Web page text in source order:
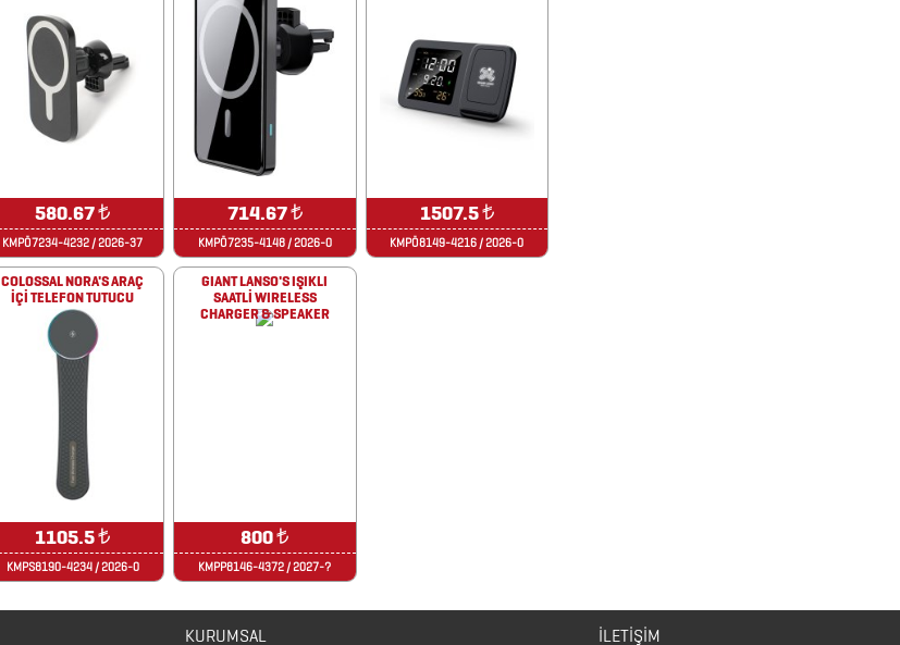
580.67₺
KMPÖ7234-4232 / 2026-37
714.67₺
KMPÖ7235-4148 / 2026-0
1507.5₺
KMPÖ8149-4216 / 2026-0
COLOSSAL NORA'S ARAÇ
İÇİ TELEFON TUTUCU
1105.5₺
KMPS8190-4234 / 2026-0
GIANT LANSO'S IŞIKLI
SAATLİ WIRELESS
CHARGER & SPEAKER
800₺
KMPP8146-4372 / 2027-?
KURUMSAL İLETİŞİM